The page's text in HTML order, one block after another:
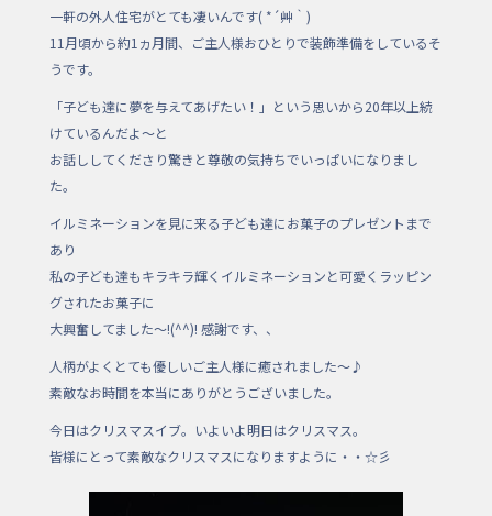
一軒の外人住宅がとても凄いんです( *´艸｀)
11月頃から約1ヵ月間、ご主人様おひとりで装飾準備をしているそ
うです。
「子ども達に夢を与えてあげたい！」という思いから20年以上続
けているんだよ～と
お話ししてくださり驚きと尊敬の気持ちでいっぱいになりまし
た。
イルミネーションを見に来る子ども達にお菓子のプレゼントまで
あり
私の子ども達もキラキラ輝くイルミネーションと可愛くラッピン
グされたお菓子に
大興奮してました～!(^^)! 感謝です、、
人柄がよくとても優しいご主人様に癒されました～♪
素敵なお時間を本当にありがとうございました。
今日はクリスマスイブ。いよいよ明日はクリスマス。
皆様にとって素敵なクリスマスになりますように・・☆彡